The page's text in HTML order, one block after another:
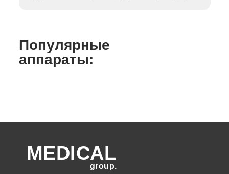
Популярные
аппараты:
MEDICAL
group.